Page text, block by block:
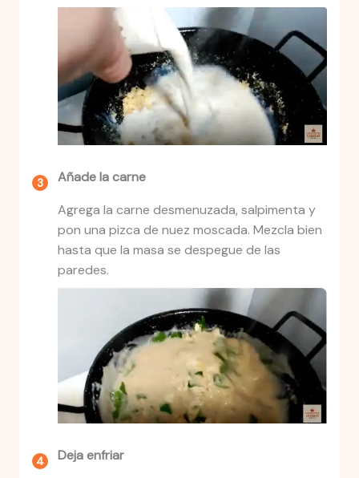
Añade la carne
Agrega la carne desmenuzada, salpimenta y
pon una pizca de nuez moscada. Mezcla bien
hasta que la masa se despegue de las
paredes.
Deja enfriar